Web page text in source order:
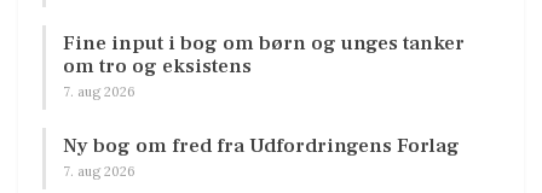
Fine input i bog om børn og unges tanker
om tro og eksistens
7. aug 2026
Ny bog om fred fra Udfordringens Forlag
7. aug 2026